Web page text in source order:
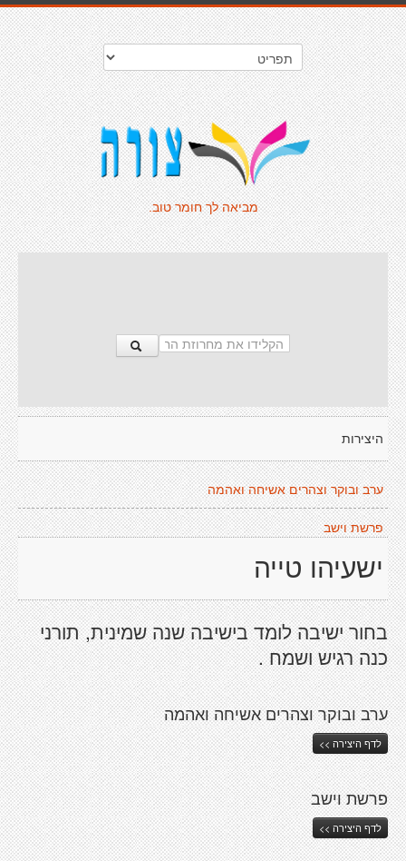
מביאה לך חומר טוב.
היצירות
ערב ובוקר וצהרים אשיחה ואהמה
פרשת וישב
ישעיהו טייה
בחור ישיבה לומד בישיבה שנה שמינית, תורני
כנה רגיש ושמח .
ערב ובוקר וצהרים אשיחה ואהמה
לדף היצירה >>
פרשת וישב
לדף היצירה >>